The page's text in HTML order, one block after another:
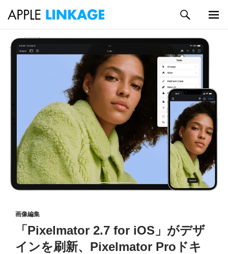
索
メニュ
画像編集
「Pixelmator 2.7 for iOS」がデザ
インを刷新、Pixelmator Proドキ